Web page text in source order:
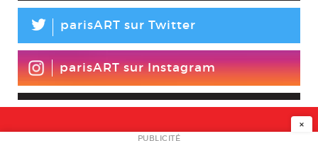
L parisART sur Twitter
parisART sur Instagram
×
PUBLICITÉ